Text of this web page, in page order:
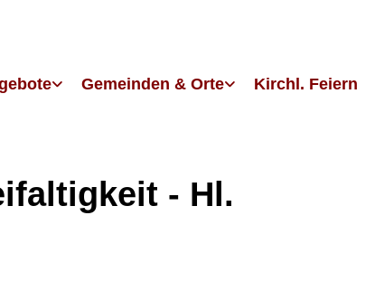
Gemeinden & Orte Kirchl. Feiern
- Hl.